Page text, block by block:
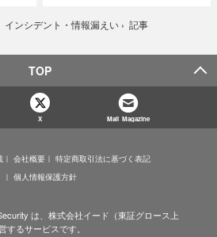
インシデント・情報漏えい › 記事
TOP
X Mail Magazine
会社概要
特定商取引法に基づく表記
個人情報保護方針
は、株式会社イード（東証グロース上
するサービスです。